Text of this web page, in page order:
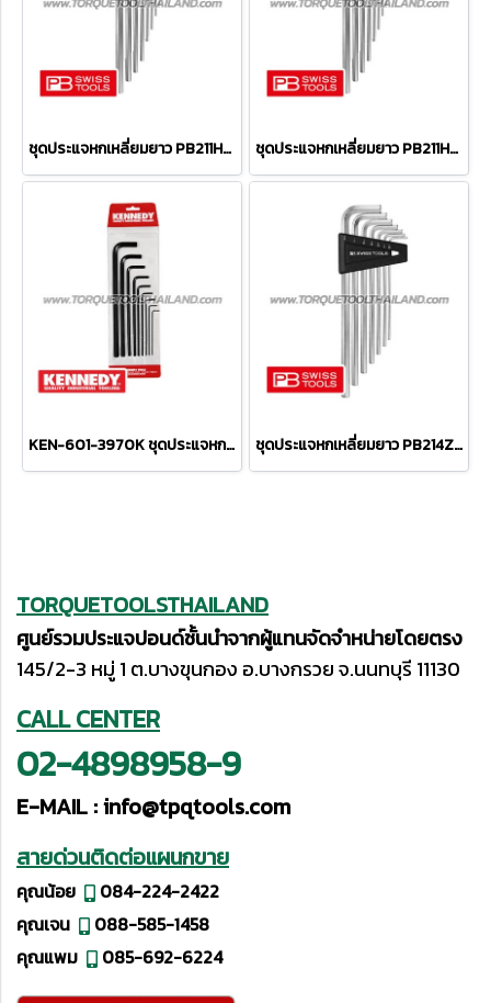
ชุดประแจหกเหลี่ยมยาว PB211H-8 ชุดประแจหกเหลี่ยมยาว PB211H-10
KEN-601-3970K ชุดประแจหกเหลี่ยม 10 ตัว (1/16 x 3 - 3/8 x 6 3/4 นิ้ว) ชุดประแจหกเหลี่ยมยาว PB214ZH
TORQUETOOLSTHAILAND
ศูนย์รวมประแจปอนด์ชั้นนำจากผู้แทนจัดจำหน่ายโดยตรง
145/2-3 หมู่ 1 ต.บางขุนกอง อ.บางกรวย จ.นนทบุรี 11130
CALL CENTER
02-4898958-9
E-MAIL :info@tpqtools.com
สายด่วนติดต่อแผนกขาย
คุณน้อย
084-224-2422
คุณเจน
088-585-1458
คุณแพม
085-692-6224